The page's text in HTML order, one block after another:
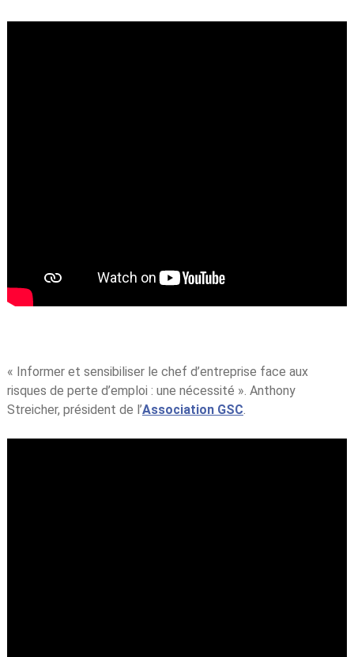
« Informer et sensibiliser le chef d’entreprise face aux
risques de perte d’emploi : une nécessité ». Anthony
Streicher, président de l’Association GSC.